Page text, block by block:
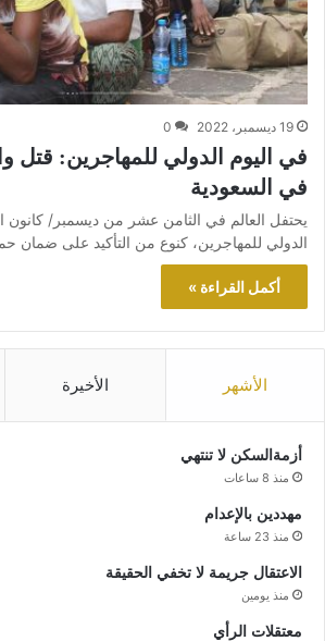
19 ديسمبر، 2022 0
في اليوم الدولي للمهاجرين: قتل
في السعودية
يحتفل العالم في الثامن عشر من ديسمبر/ كانون
الدولي للمهاجرين، كنوع من التأكيد على ضمان
أكمل القراءة »
الأشهر الأخيرة
أزمةالسكن لا تنتهي
منذ 8 ساعات
مهددين بالإعدام
منذ 23 ساعة
الاعتقال جريمة لا تخفي الحقيقة
منذ يومين
معتقلات الرأي